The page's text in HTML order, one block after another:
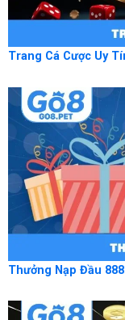
Trang Cá Cược Uy
Thưởng Nạp Đầu